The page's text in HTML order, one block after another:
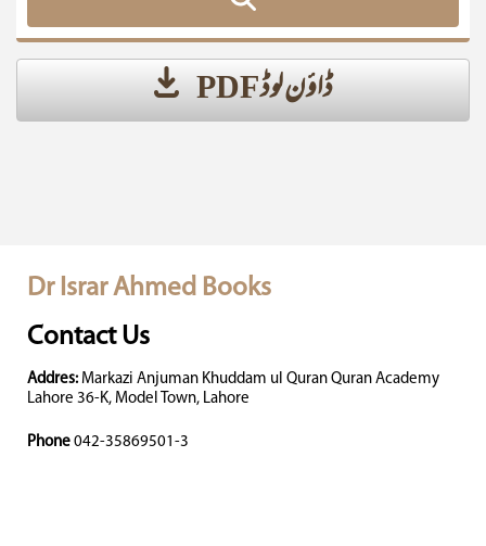
ڈاؤن لوڈ PDF
Dr Israr Ahmed Books
Contact Us
Addres: Markazi Anjuman Khuddam ul Quran Quran Academy
Lahore 36-K, Model Town, Lahore
Phone 042-35869501-3